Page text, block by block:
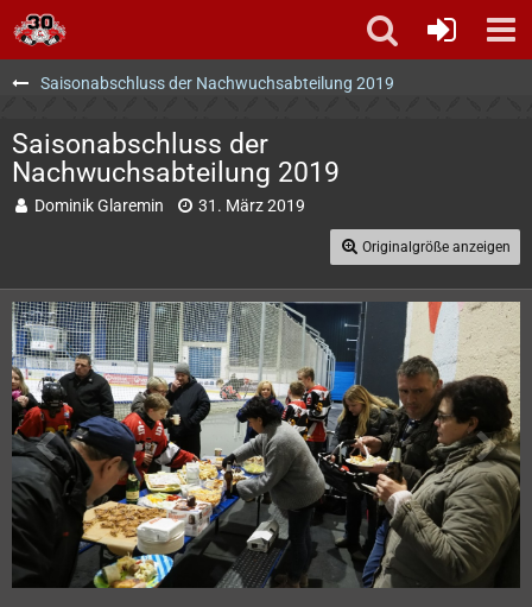
Saisonabschluss der Nachwuchsabteilung 2019
Saisonabschluss der
Nachwuchsabteilung 2019
Dominik Glaremin 31. März 2019
Originalgröße anzeigen